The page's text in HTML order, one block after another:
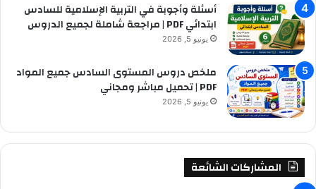
أسئلة وأجوبة في التربية الإسلامية للسادس
ابتدائي PDF | مراجعة شاملة لجميع الدروس
يونيو 5, 2026
ملخص دروس المستوى السادس جميع المواد
PDF | تحميل مباشر ومجاني
يونيو 5, 2026
المشاركات الشائعة